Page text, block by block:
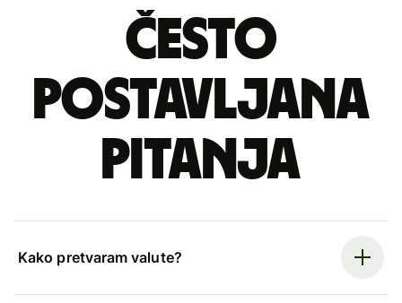
Često
postavljana
pitanja
Kako pretvaram valute?